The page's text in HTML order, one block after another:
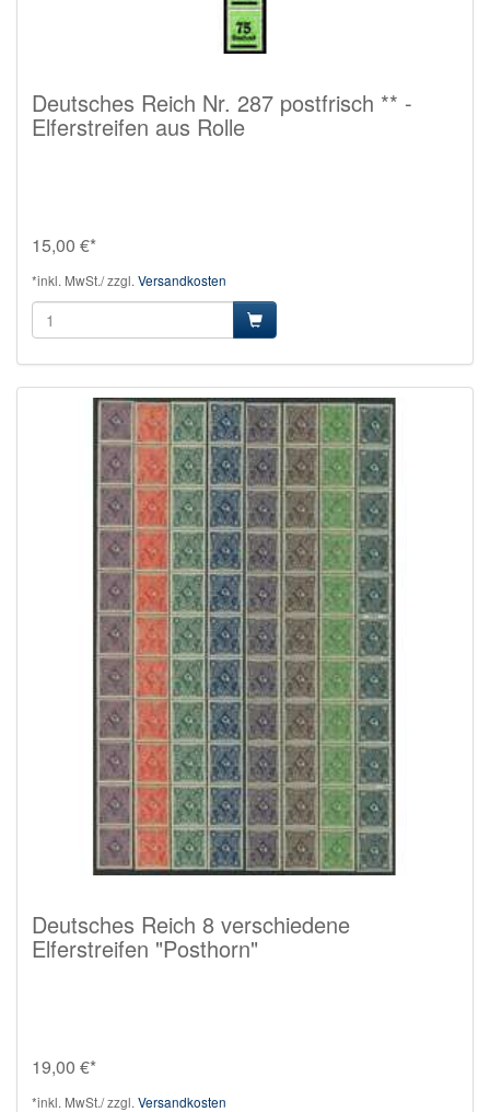
Deutsches Reich Nr. 287 postfrisch ** -
Elferstreifen aus Rolle
15,00 €*
*inkl. MwSt./ zzgl. Versandkosten
Deutsches Reich 8 verschiedene
Elferstreifen "Posthorn"
19,00 €*
*inkl. MwSt./ zzgl. Versandkosten